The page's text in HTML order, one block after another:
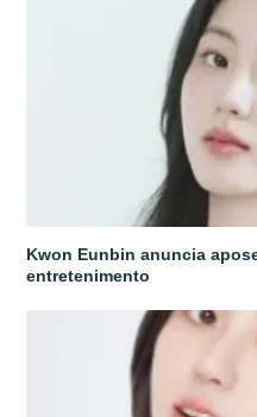
Kwon Eunbin anuncia
entretenimento